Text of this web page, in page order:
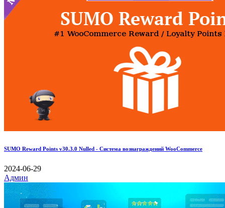
SUMO Reward Points v30.3.0 Nulled - Система вознаграждений WooCommerce
2024-06-29
Админ